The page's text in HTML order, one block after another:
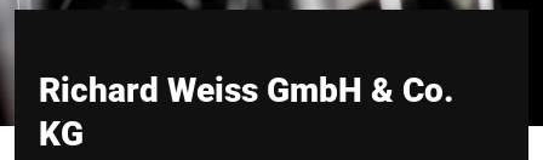
Richard Weiss GmbH & Co.
KG